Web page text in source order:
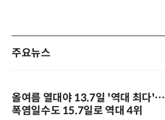
주요뉴스
올여름 열대야 13.7일 '역대 최다'…
폭염일수도 15.7일로 역대 4위